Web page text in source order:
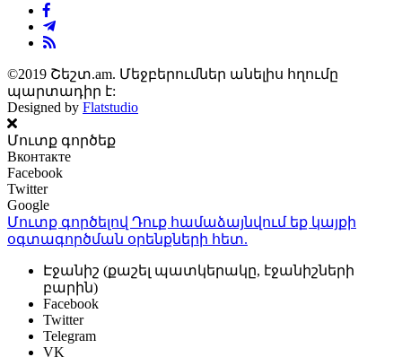
©2019 Շեշտ.am. Մեջբերումներ անելիս հղումը
պարտադիր է:
Designed by Flatstudio
Մուտք գործեք
Вконтакте
Facebook
Twitter
Google
Մուտք գործելով Դուք համաձայնվում եք կայքի
օգտագործման օրենքների հետ.
Էջանիշ (քաշել պատկերակը, էջանիշների
բարին)
Facebook
Twitter
Telegram
VK